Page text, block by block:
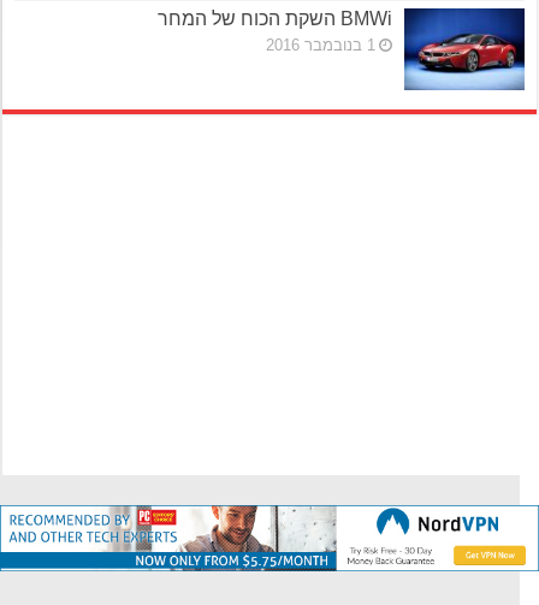
BMWi השקת הכוח של המחר
1 בנובמבר 2016